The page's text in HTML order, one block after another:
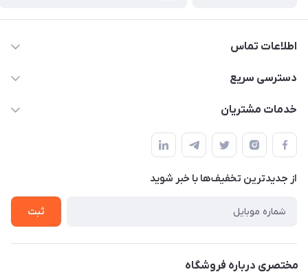
اطلاعات تماس
04432336021
دسترسی سریع
حساب کاربری
لیست محصولات
درباره ما
خدمات مشتریان
قوانین و مقررات
حریم خصوصی
راهنما
از جدید‌ترین تخفیف‌ها با‌ خبر شوید
ثبت
مختصری درباره فروشگاه